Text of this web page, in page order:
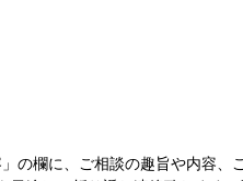
の欄に、ご相談の趣旨や内容、